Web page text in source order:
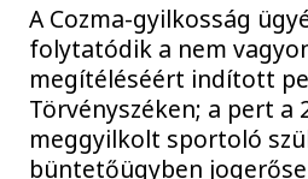
A Cozma-gyilkosság
folytatódik a nem
megítéléséért indított
Törvényszéken; a pert a
meggyilkolt sportoló
büntetőügyben